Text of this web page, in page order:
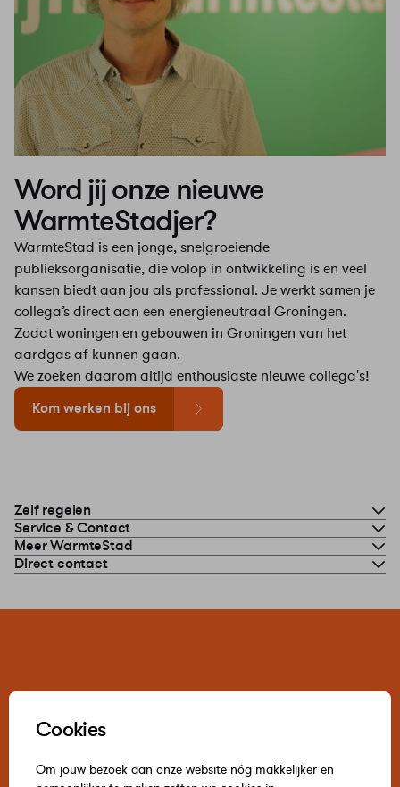
Cookies
Om jouw bezoek aan onze website nóg makkelijker en
Word jij onze nieuwe
WarmteStadjer?
WarmteStad is een jonge, snelgroeiende
publieksorganisatie, die volop in ontwikkeling is en veel
kansen biedt aan jou als professional. Je werkt samen je
collega’s direct aan een energieneutraal Groningen.
Zodat woningen en gebouwen in Groningen van het
aardgas af kunnen gaan.
We zoeken daarom altijd enthousiaste nieuwe collega's!
Kom werken bij ons
Zelf regelen
Service & Contact
Meer WarmteStad
Direct contact